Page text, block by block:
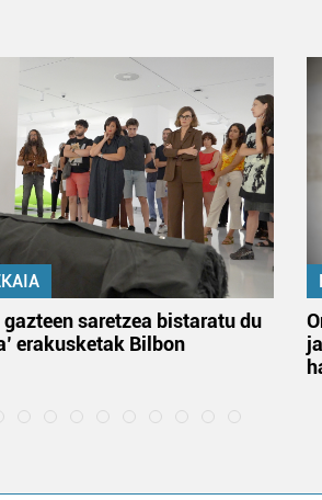
saretzea bistaratu du
erakusketak Bilbon